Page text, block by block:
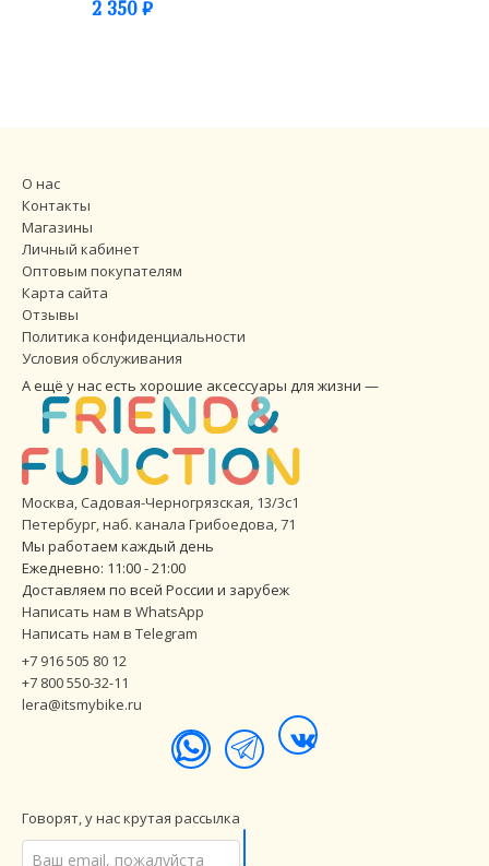
2 350 ₽
О нас
Контакты
Магазины
Личный кабинет
Оптовым покупателям
Карта сайта
Отзывы
Политика конфиденциальности
Условия обслуживания
А ещё у нас есть хорошие аксессуары для жизни —
Москва, Садовая-Черногрязская, 13/3с1
Петербург,наб. канала Грибоедова, 71
Мы работаем каждый день
Ежедневно: 11:00 - 21:00
Доставляем по всей России и зарубеж
Написать нам в WhatsApp
Написать нам в Telegram
+7 916 505 80 12
+7 800 550-32-11
lera@itsmybike.ru
Говорят, у нас крутая рассылка